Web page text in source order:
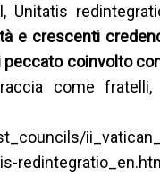
Unitatis
e crescenti
coinvolto
come